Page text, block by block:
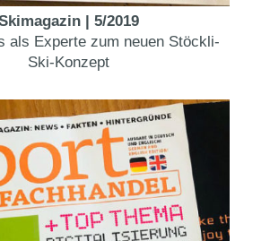
| 5/2019
als Experte zum neuen Stöckli-
Ski-Konzept